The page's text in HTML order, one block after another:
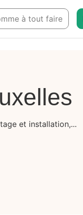
à tout faire
et installation,...